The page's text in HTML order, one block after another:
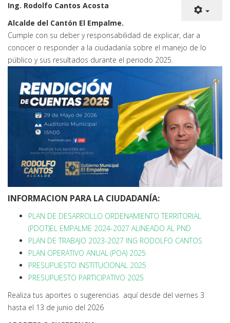
Ing. Rodolfo Cantos Acosta
Alcalde del Cantón El Empalme.
Cumple con su deber y responsabilidad de explicar, dar a
conocer o responder a la ciudadanía sobre el manejo de lo
público y sus resultados durante el periodo 2025.
INFORMACION PARA LA CIUDADANÍA:
PLAN DE DESARROLLO ORDENAMIENTO TERRITORIAL
(PDOT)EL EMPALME 2024-2027 ALINEADO AL PND
PLAN DE TRABAJO 2023-2027 ING RODOLFO CANTOS
PLAN OPERATIVO ANUAL (POA) 2025
PRESUPUESTO INSTITUCIONAL 2025
PRESUPUESTO PARTICIPATIVO 2025
Realiza tus aportes o sugerencias aquí desde del viernes 3
hasta el 13 de junio del 2026